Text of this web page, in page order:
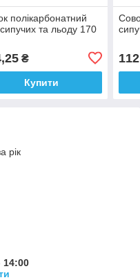
полікарбонатний
та льоду 170
₴
Купити
рік
14:00